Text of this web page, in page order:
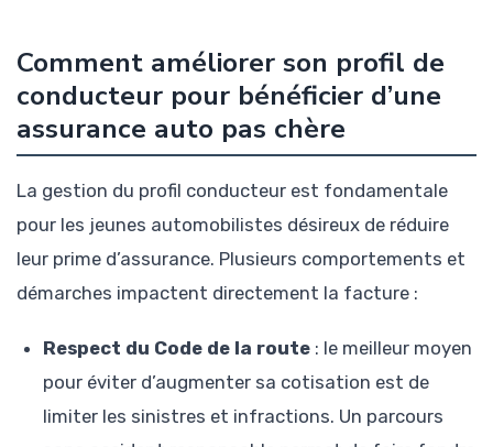
Comment améliorer son profil de
conducteur pour bénéficier d’une
assurance auto pas chère
La gestion du profil conducteur est fondamentale
pour les jeunes automobilistes désireux de réduire
leur prime d’assurance. Plusieurs comportements et
démarches impactent directement la facture :
Respect du Code de la route : le meilleur moyen
pour éviter d’augmenter sa cotisation est de
limiter les sinistres et infractions. Un parcours